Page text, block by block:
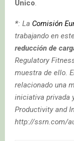
Unico
*: La Comisión
trabajando en
reducción de
Regulatory
muestra de ello.
relacionado una
iniciativa privada
Productivity and
http://ssrn.com/